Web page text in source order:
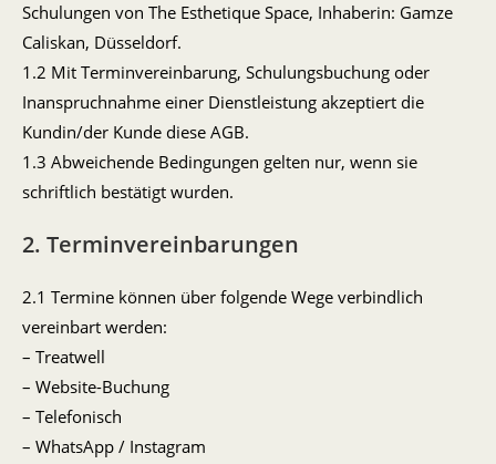
Schulungen von The Esthetique Space, Inhaberin: Gamze
Caliskan, Düsseldorf.
1.2 Mit Terminvereinbarung, Schulungsbuchung oder
Inanspruchnahme einer Dienstleistung akzeptiert die
Kundin/der Kunde diese AGB.
1.3 Abweichende Bedingungen gelten nur, wenn sie
schriftlich bestätigt wurden.
2. Terminvereinbarungen
2.1 Termine können über folgende Wege verbindlich
vereinbart werden:
– Treatwell
– Website-Buchung
– Telefonisch
– WhatsApp / Instagram